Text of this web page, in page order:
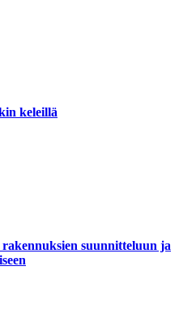
keleillä
suunnitteluun ja